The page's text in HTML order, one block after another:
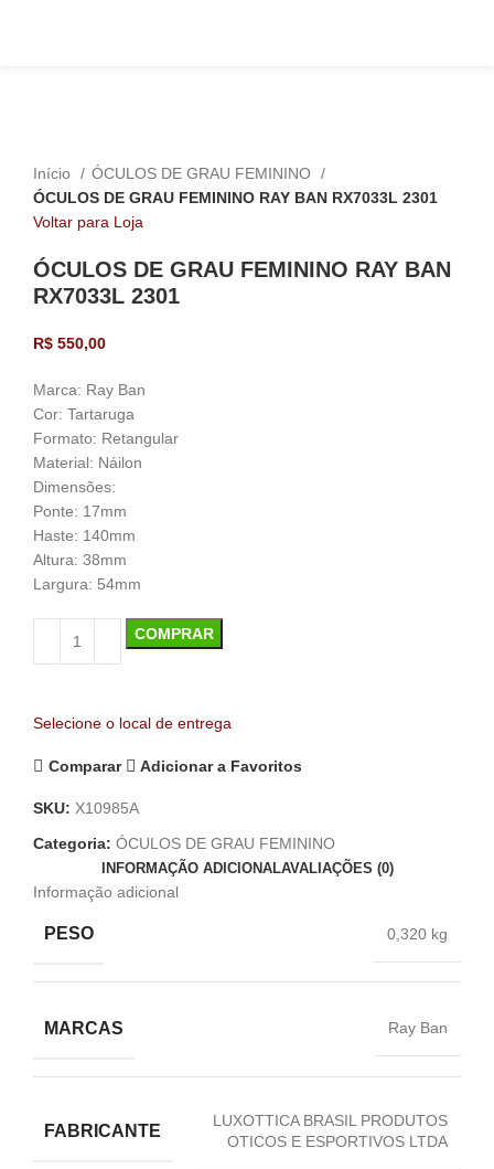
Início
ÓCULOS DE GRAU FEMININO
ÓCULOS DE GRAU FEMININO RAY BAN RX7033L 2301
Voltar para Loja
ÓCULOS DE GRAU FEMININO RAY BAN
RX7033L 2301
R$ 550,00
Marca: Ray Ban
Cor: Tartaruga
Formato: Retangular
Material: Náilon
Dimensões:
Ponte: 17mm
Haste: 140mm
Altura: 38mm
Largura: 54mm
COMPRAR
Selecione o local de entrega
Comparar Adicionar a Favoritos
SKU: X10985A
Categoria: ÓCULOS DE GRAU FEMININO
INFORMAÇÃO ADICIONALAVALIAÇÕES (0)
Informação adicional
PESO 0,320 kg
MARCAS Ray Ban
FABRICANTE
LUXOTTICA BRASIL PRODUTOS
OTICOS E ESPORTIVOS LTDA